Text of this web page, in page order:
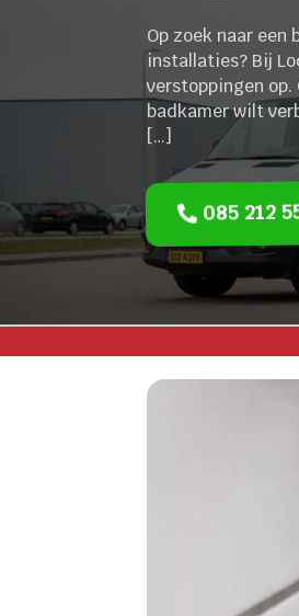
Op zoek naar
installaties? Bij
verstoppingen
badkamer wilt
[…]
085 212